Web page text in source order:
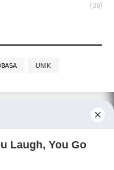
(39)
UNIK
media